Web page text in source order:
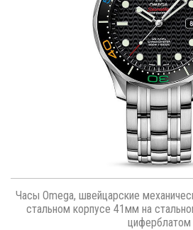
Часы Omega, швейцарские
стальном корпусе 41мм на
циферблатом